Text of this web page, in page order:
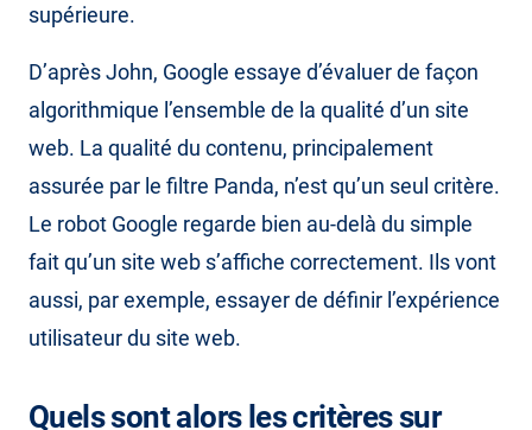
supérieure.
D’après John, Google essaye d’évaluer de façon
algorithmique l’ensemble de la qualité d’un site
web. La qualité du contenu, principalement
assurée par le filtre Panda, n’est qu’un seul critère.
Le robot Google regarde bien au-delà du simple
fait qu’un site web s’affiche correctement. Ils vont
aussi, par exemple, essayer de définir l’expérience
utilisateur du site web.
Quels sont alors les critères sur